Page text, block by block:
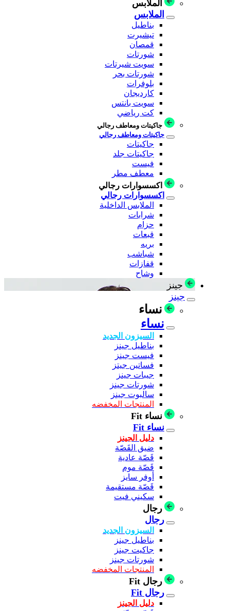
الملابس
الملابس
بناطيل
تيشيرت
قمصان
شورتات
سويت شيرتات
شورتات بحر
بلوفرات
كارديجان
سويت بانتس
كت رياضي
جاكيتات ومعاطف رجالي
جاكيتات ومعاطف رجالي
جاكيتات
جاكيتات جلد
فيست
معطف مطر
اكسسوارات رجالي
اكسسوارات رجالي
الملابس الداخلية
شرابات
حزام
قبعات
بريه
شباشب
قفازات
وشاح
جينز
جينز
نساء
نساء
السيزون الجديد
بناطيل جينز
فيست جينز
فساتين جيتز
جيبات جينز
شورتات جينز
سالبوت جينز
المنتجات المخفضه
نساء Fit
نساء Fit
دليل الجينز
ضيق القَصّة
قَصّة عادية
قَصّة موم
أوفر سايز
قَصّة مستقيمة
سكيني فيت
رجال
رجال
السيزون الجديد
بناطيل جينز
جاكيت جينز
شورتات جينز
المنتجات المخفضه
رجال Fit
رجال Fit
دليل الجينز